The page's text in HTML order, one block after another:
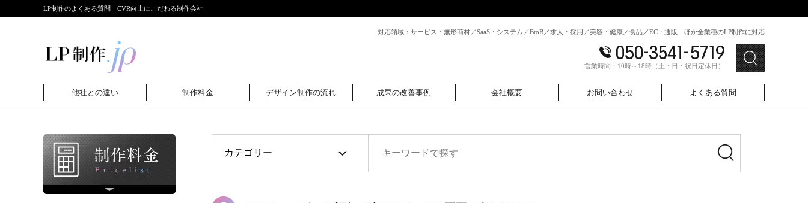
LP制作のよくある質問｜CVR向上にこだわる制作会社
対応領域：サービス・無形商材／SaaS・システム／BtoB／求人・採用／美容・健康／食品／EC・通販 ほか全業種のLP制作に対応
営業時間：10時～18時（土・日・祝日定休日）
他社との違い 制作料金 デザイン制作の流れ 成果の改善事例 会社概要 お問い合わせ よくある質問